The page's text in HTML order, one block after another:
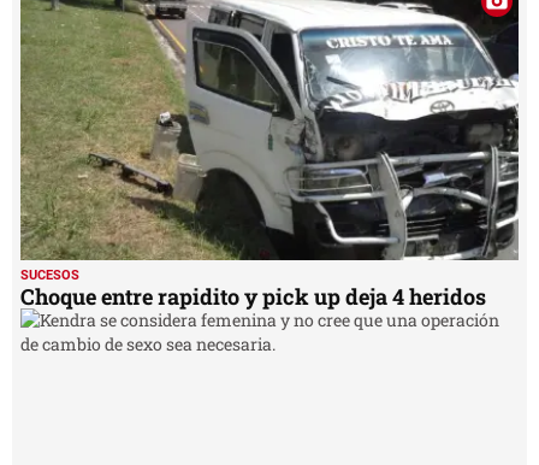
SUCESOS
Choque entre rapidito y pick up deja 4 heridos